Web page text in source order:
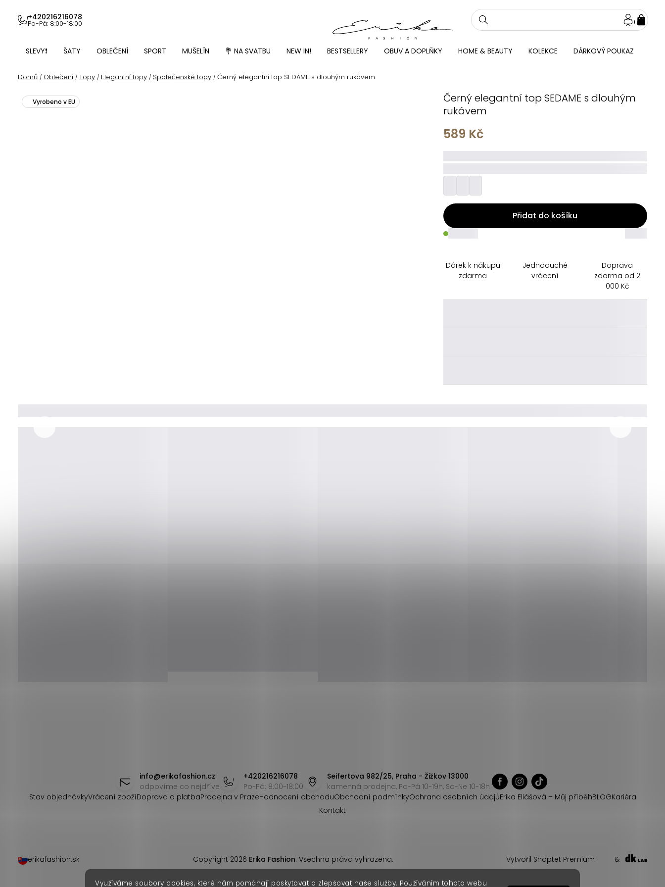
Využíváme soubory cookies, které nám pomáhají poskytovat a zlepšovat naše služby. Používáním tohoto webu
obsah
+420216216078
Po-Pá: 8:00-18:00
SLEVY❗ ŠATY OBLEČENÍ SPORT MUŠELÍN 💐 NA SVATBU NEW IN! BESTSELLERY OBUV A DOPLŇKY HOME & BEAUTY KOLEKCE DÁRKOVÝ POUKAZ
Domů / Oblečení / Topy / Elegantní topy / Společenské topy / Černý elegantní top SEDAME s dlouhým rukávem
Černý elegantní top SEDAME s dlouhým
rukávem
Vyrobeno v EU
589 Kč
Přidat do košíku
_____
Dárek k nákupu
zdarma
Jednoduché
vrácení
Doprava
zdarma od 2
000 Kč
info@erikafashion.cz
odpovíme co nejdříve
+420216216078
Po-Pá: 8:00-18:00
Seifertova 982/25, Praha - Žižkov 13000
kamenná prodejna, Po-Pá 10-19h, So-Ne 10-18h
Stav objednávkyVrácení zbožíDoprava a platbaProdejna v PrazeHodnocení obchoduObchodní podmínkyOchrana osobních údajůErika Eliášová – Můj příběhBLOGKariéra
Kontakt
Vytvořil Shoptet Premium &
Copyright 2026 Erika Fashion. Všechna práva vyhrazena.
erikafashion.sk